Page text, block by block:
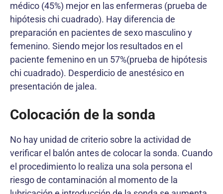
médico (45%) mejor en las enfermeras (prueba de
hipótesis chi cuadrado). Hay diferencia de
preparación en pacientes de sexo masculino y
femenino. Siendo mejor los resultados en el
paciente femenino en un 57%(prueba de hipótesis
chi cuadrado). Desperdicio de anestésico en
presentación de jalea.
Colocación de la sonda
No hay unidad de criterio sobre la actividad de
verificar el balón antes de colocar la sonda. Cuando
el procedimiento lo realiza una sola persona el
riesgo de contaminación al momento de la